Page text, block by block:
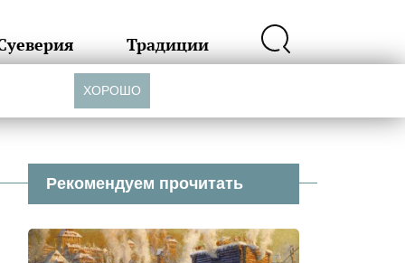
Традиции
Рекомендуем прочитать
ХОРОШО